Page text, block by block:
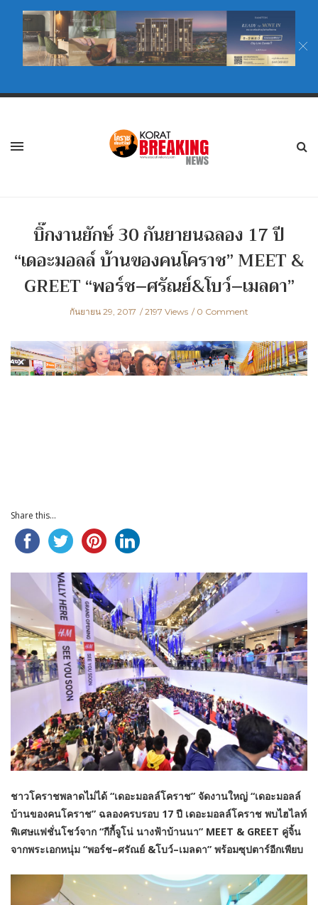
บิ๊กงานยักษ์ 30 กันยายนฉลอง 17 ปี
“เดอะมอลล์ บ้านของคนโคราช” MEET &
GREET “พอร์ช–ศรัณย์&โบว์–เมลดา”
กันยายน 29, 2017 2197 Views 0 Comment
Share this...
ชาวโคราชพลาดไม่ได้ “เดอะมอลล์โคราช” จัดงานใหญ่ “เดอะมอลล์
บ้านของคนโคราช” ฉลองครบรอบ 17 ปี เดอะมอลล์โคราช พบไฮไลท์
พิเศษแฟชั่นโชว์จาก “กีกี้จูโน่ นางฟ้าบ้านนา” MEET & GREET คู่จิ้น
จากพระเอกหนุ่ม “พอร์ช–ศรัณย์ &โบว์–เมลดา” พร้อมซุปตาร์อีกเพียบ